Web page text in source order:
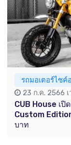
รถมอเตอร์ไซค์
23 ก.ค. 2566 เ
CUB House เ
Custom
บาท